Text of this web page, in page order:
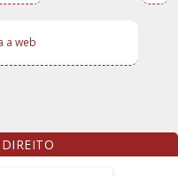
a web